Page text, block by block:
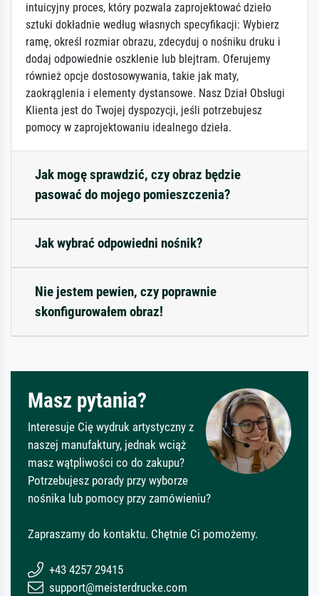
intuicyjny proces, który pozwala zaprojektować dzieło
sztuki dokładnie według własnych specyfikacji: Wybierz
ramę, określ rozmiar obrazu, zdecyduj o nośniku druku i
dodaj odpowiednie oszklenie lub blejtram. Oferujemy
również opcje dostosowywania, takie jak maty,
zaokrąglenia i elementy dystansowe. Nasz Dział Obsługi
Klienta jest do Twojej dyspozycji, jeśli potrzebujesz
pomocy w zaprojektowaniu idealnego dzieła.
Jak mogę sprawdzić, czy obraz będzie
pasować do mojego pomieszczenia?
Jak wybrać odpowiedni nośnik?
Nie jestem pewien, czy poprawnie
skonfigurowałem obraz!
Masz pytania?
Interesuje Cię wydruk artystyczny z
naszej manufaktury, jednak wciąż
masz wątpliwości co do zakupu?
Potrzebujesz porady przy wyborze
nośnika lub pomocy przy zamówieniu?
Zapraszamy do kontaktu. Chętnie Ci pomożemy.
+43 4257 29415
support@meisterdrucke.com